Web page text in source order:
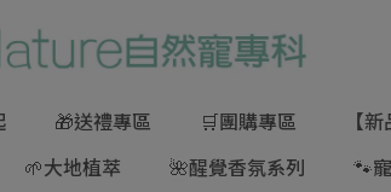
🎁送禮專區 🛒團購專區
【
🌱大地植萃 🌺醒覺香氛系列
🐾